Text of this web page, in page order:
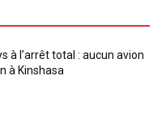
à l’arrêt total : aucun avion
à Kinshasa